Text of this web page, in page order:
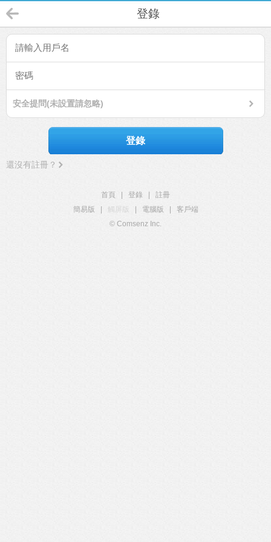
登錄
安全提問(未設置請忽略)
登錄
還沒有註冊？
首頁 登錄
註冊
簡易版
觸屏版 電腦版
客戶端
© Comsenz Inc.